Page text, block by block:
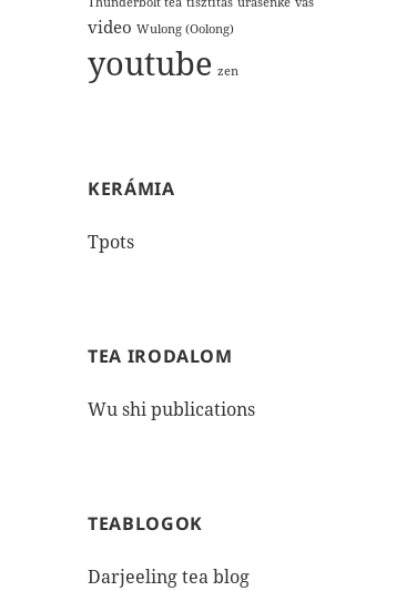
video Wulong (Oolong)
youtube zen
KERÁMIA
Tpots
TEA IRODALOM
Wu shi publications
TEABLOGOK
Darjeeling tea blog